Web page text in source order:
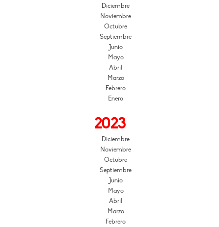
Diciembre
Noviembre
Octubre
Septiembre
Junio
Mayo
Abril
Marzo
Febrero
Enero
2023
Diciembre
Noviembre
Octubre
Septiembre
Junio
Mayo
Abril
Marzo
Febrero